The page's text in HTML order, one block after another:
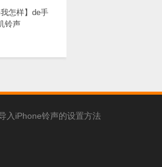
我怎样】de手
铃声
入iPhone铃声的设置方法